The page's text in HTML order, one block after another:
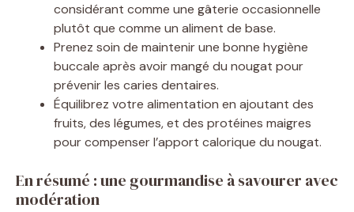
considérant comme une gâterie occasionnelle
plutôt que comme un aliment de base.
Prenez soin de maintenir une bonne hygiène
buccale après avoir mangé du nougat pour
prévenir les caries dentaires.
Équilibrez votre alimentation en ajoutant des
fruits, des légumes, et des protéines maigres
pour compenser l’apport calorique du nougat.
En résumé : une gourmandise à savourer avec
modération